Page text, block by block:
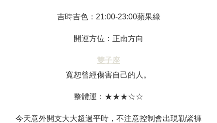
吉時吉色：21:00-23:00蘋果綠
開運方位：正南方向
雙子座
寬恕曾經傷害自己的人。
整體運：★★★☆☆
今天意外開支大大超過平時，不注意控制會出現勒緊褲